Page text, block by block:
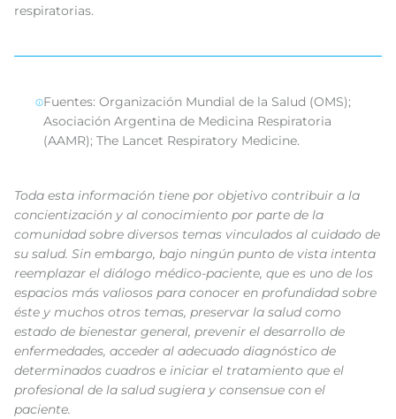
respiratorias.
Fuentes: Organización Mundial de la Salud (OMS);
Asociación Argentina de Medicina Respiratoria
(AAMR); The Lancet Respiratory Medicine.
Toda esta información tiene por objetivo contribuir a la
concientización y al conocimiento por parte de la
comunidad sobre diversos temas vinculados al cuidado de
su salud. Sin embargo, bajo ningún punto de vista intenta
reemplazar el diálogo médico-paciente, que es uno de los
espacios más valiosos para conocer en profundidad sobre
éste y muchos otros temas, preservar la salud como
estado de bienestar general, prevenir el desarrollo de
enfermedades, acceder al adecuado diagnóstico de
determinados cuadros e iniciar el tratamiento que el
profesional de la salud sugiera y consensue con el
paciente.